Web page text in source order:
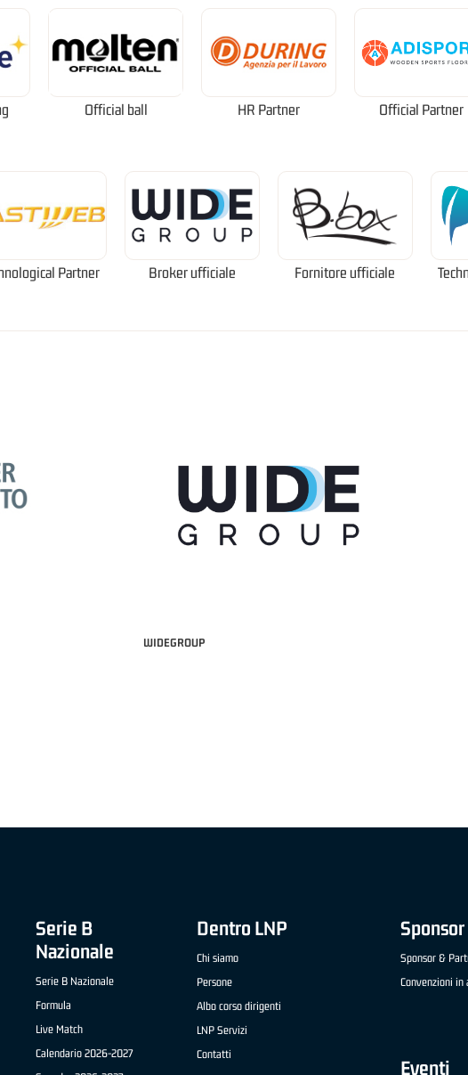
Official ball HR Partner Official Partner
Partner Broker ufficiale Fornitore ufficiale
WIDEGROUP
Serie B
Nazionale
Serie B Nazionale
Formula
Live Match
Calendario 2026-2027
Dentro LNP
Chi siamo
Persone
Albo corso dirigenti
LNP Servizi
Contatti
Sponsor &
Convenzioni in
Eventi